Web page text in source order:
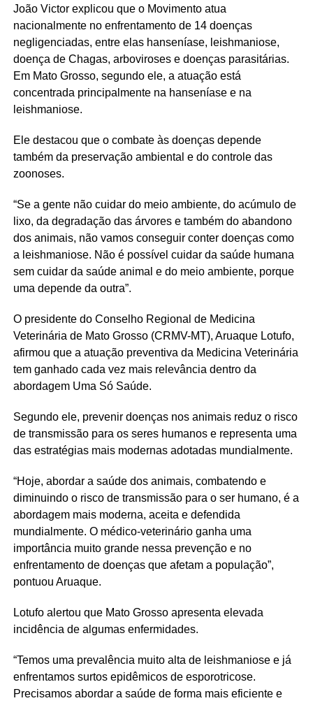
João Victor explicou que o Movimento atua
nacionalmente no enfrentamento de 14 doenças
negligenciadas, entre elas hanseníase, leishmaniose,
doença de Chagas, arboviroses e doenças parasitárias.
Em Mato Grosso, segundo ele, a atuação está
concentrada principalmente na hanseníase e na
leishmaniose.
Ele destacou que o combate às doenças depende
também da preservação ambiental e do controle das
zoonoses.
“Se a gente não cuidar do meio ambiente, do acúmulo de
lixo, da degradação das árvores e também do abandono
dos animais, não vamos conseguir conter doenças como
a leishmaniose. Não é possível cuidar da saúde humana
sem cuidar da saúde animal e do meio ambiente, porque
uma depende da outra”.
O presidente do Conselho Regional de Medicina
Veterinária de Mato Grosso (CRMV-MT), Aruaque Lotufo,
afirmou que a atuação preventiva da Medicina Veterinária
tem ganhado cada vez mais relevância dentro da
abordagem Uma Só Saúde.
Segundo ele, prevenir doenças nos animais reduz o risco
de transmissão para os seres humanos e representa uma
das estratégias mais modernas adotadas mundialmente.
“Hoje, abordar a saúde dos animais, combatendo e
diminuindo o risco de transmissão para o ser humano, é a
abordagem mais moderna, aceita e defendida
mundialmente. O médico-veterinário ganha uma
importância muito grande nessa prevenção e no
enfrentamento de doenças que afetam a população”,
pontuou Aruaque.
Lotufo alertou que Mato Grosso apresenta elevada
incidência de algumas enfermidades.
“Temos uma prevalência muito alta de leishmaniose e já
enfrentamos surtos epidêmicos de esporotricose.
Precisamos abordar a saúde de forma mais eficiente e